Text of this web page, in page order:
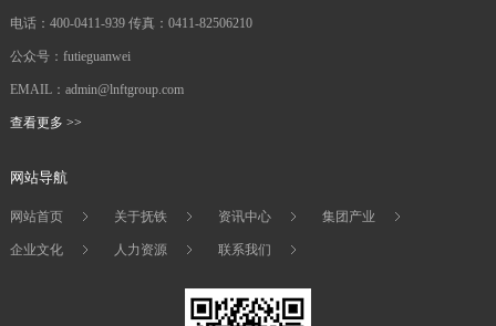
电话：400-0411-939 传真：0411-82506210
公众号：futieguanwei
EMAIL：admin@lnftgroup.com
查看更多 >>
网站导航
网站首页 关于抚铁 资讯中心 集团产业
企业文化 人力资源 联系我们